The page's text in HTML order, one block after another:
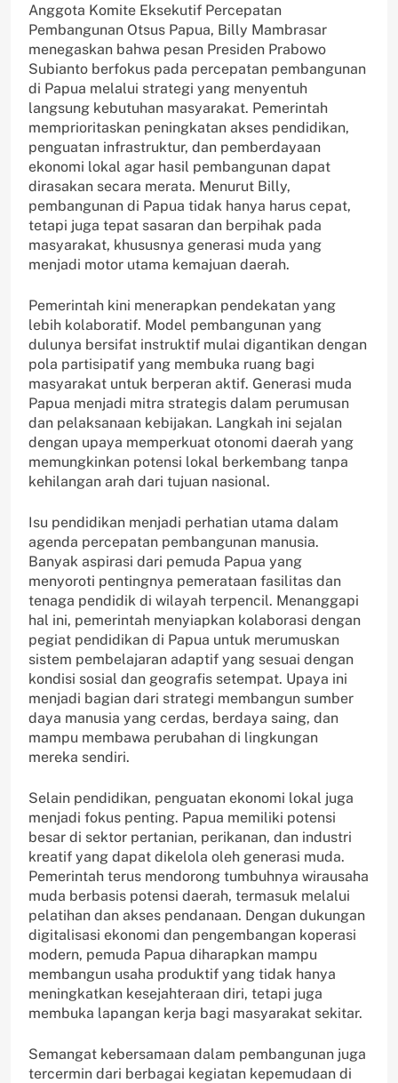
Anggota Komite Eksekutif Percepatan
Pembangunan Otsus Papua, Billy Mambrasar
menegaskan bahwa pesan Presiden Prabowo
Subianto berfokus pada percepatan pembangunan
di Papua melalui strategi yang menyentuh
langsung kebutuhan masyarakat. Pemerintah
memprioritaskan peningkatan akses pendidikan,
penguatan infrastruktur, dan pemberdayaan
ekonomi lokal agar hasil pembangunan dapat
dirasakan secara merata. Menurut Billy,
pembangunan di Papua tidak hanya harus cepat,
tetapi juga tepat sasaran dan berpihak pada
masyarakat, khususnya generasi muda yang
menjadi motor utama kemajuan daerah.
Pemerintah kini menerapkan pendekatan yang
lebih kolaboratif. Model pembangunan yang
dulunya bersifat instruktif mulai digantikan dengan
pola partisipatif yang membuka ruang bagi
masyarakat untuk berperan aktif. Generasi muda
Papua menjadi mitra strategis dalam perumusan
dan pelaksanaan kebijakan. Langkah ini sejalan
dengan upaya memperkuat otonomi daerah yang
memungkinkan potensi lokal berkembang tanpa
kehilangan arah dari tujuan nasional.
Isu pendidikan menjadi perhatian utama dalam
agenda percepatan pembangunan manusia.
Banyak aspirasi dari pemuda Papua yang
menyoroti pentingnya pemerataan fasilitas dan
tenaga pendidik di wilayah terpencil. Menanggapi
hal ini, pemerintah menyiapkan kolaborasi dengan
pegiat pendidikan di Papua untuk merumuskan
sistem pembelajaran adaptif yang sesuai dengan
kondisi sosial dan geografis setempat. Upaya ini
menjadi bagian dari strategi membangun sumber
daya manusia yang cerdas, berdaya saing, dan
mampu membawa perubahan di lingkungan
mereka sendiri.
Selain pendidikan, penguatan ekonomi lokal juga
menjadi fokus penting. Papua memiliki potensi
besar di sektor pertanian, perikanan, dan industri
kreatif yang dapat dikelola oleh generasi muda.
Pemerintah terus mendorong tumbuhnya wirausaha
muda berbasis potensi daerah, termasuk melalui
pelatihan dan akses pendanaan. Dengan dukungan
digitalisasi ekonomi dan pengembangan koperasi
modern, pemuda Papua diharapkan mampu
membangun usaha produktif yang tidak hanya
meningkatkan kesejahteraan diri, tetapi juga
membuka lapangan kerja bagi masyarakat sekitar.
Semangat kebersamaan dalam pembangunan juga
tercermin dari berbagai kegiatan kepemudaan di